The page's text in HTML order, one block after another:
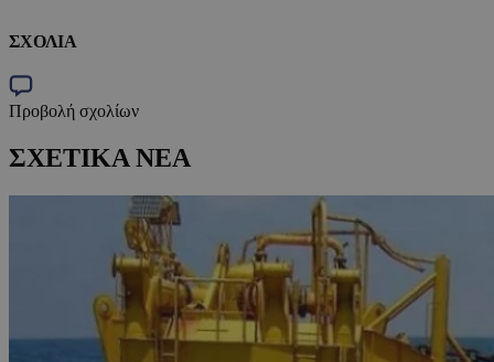
ΣΧΟΛΙΑ
Προβολή σχολίων
ΣΧΕΤΙΚΑ ΝΕΑ